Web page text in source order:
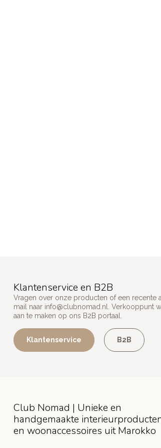
Klantenservice en B2B
Vragen over onze producten of een recente
mail naar info@clubnomad.nl . Verkooppunt
aan te maken op ons B2B portaal.
Klantenservice B2B
Club Nomad | Unieke en
handgemaakte
en woonaccessoires uit Marokko